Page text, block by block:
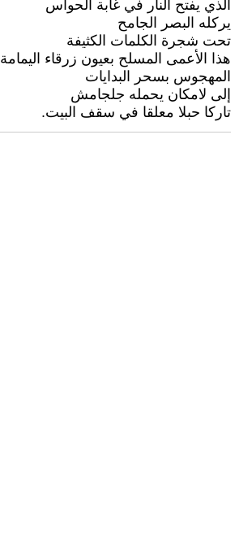
الذي يفتح النار في غابة الحواس
يركله البصر الجامح
تحت شجرة الكلمات الكثيفة
هذا الأعمى المسلح بعيون زرقاء اليمامة
المهجوس بسحر البدايات
إلى لامكان يحمله جلجامش
تاركا حبلا معلقا في سقف البيت.